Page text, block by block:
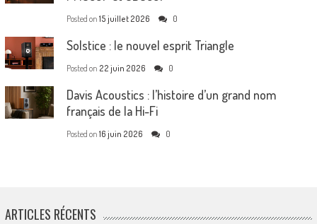
Posted on 15 juillet 2026 0
Solstice : le nouvel esprit Triangle
Posted on 22 juin 2026 0
Davis Acoustics : l’histoire d’un grand nom
français de la Hi-Fi
Posted on 16 juin 2026 0
ARTICLES RÉCENTS